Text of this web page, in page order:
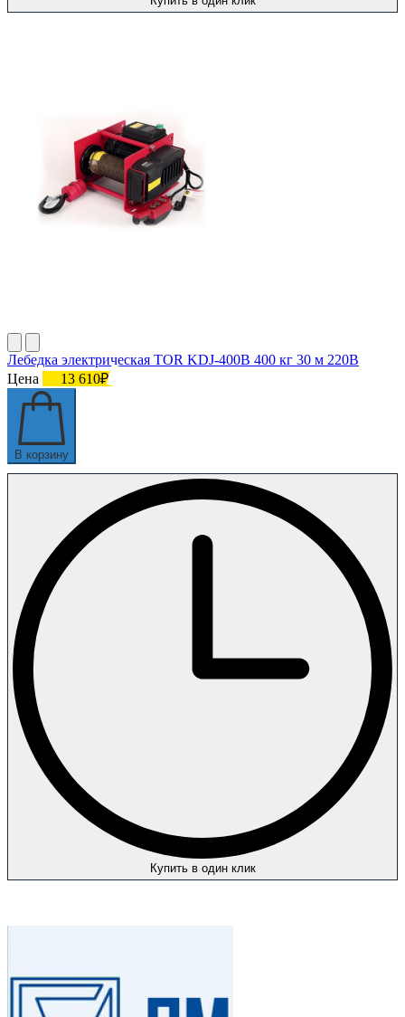
Лебедка электрическая TOR KDJ-400B 400 кг 30 м 220В
Цена
13 610₽
В корзину
Купить в один клик